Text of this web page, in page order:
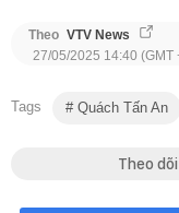
Theo VTV News
27/05/2025 14:40 (GMT
Tags Quách Tấn An
Theo